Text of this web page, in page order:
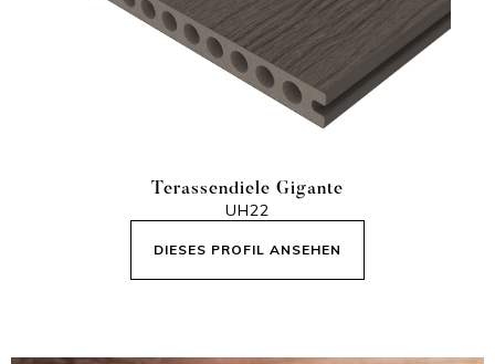
Terassendiele Gigante
UH22
DIESES PROFIL ANSEHEN